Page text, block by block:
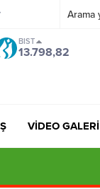
BIST
13.798,82
VİDEO GALERİ